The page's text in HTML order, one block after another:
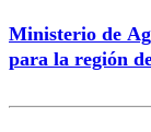
Ministerio de
para la región